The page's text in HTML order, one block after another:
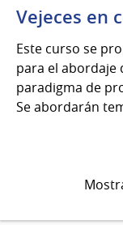
Vejeces en
Este curso se
para el abordaje
paradigma de
Se abordarán